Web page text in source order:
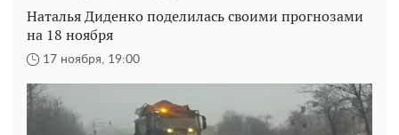
Наталья Диденко поделилась своими прогнозами
на 18 ноября
17 ноября, 19:00